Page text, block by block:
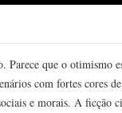
que o otimismo
com fortes cores
e morais. A ficção